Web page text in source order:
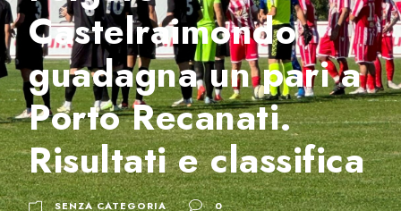
Castelraimondo
guadagna un pari a
Porto Recanati.
Risultati e classifica
SENZA CATEGORIA 0